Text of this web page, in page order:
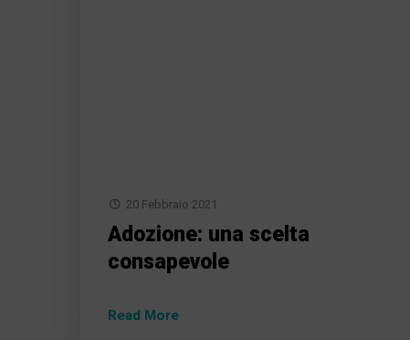
20 Febbraio 2021
Adozione: una scelta
consapevole
Read More